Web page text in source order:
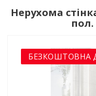
Нерухома
БЕЗКОШТОВНА